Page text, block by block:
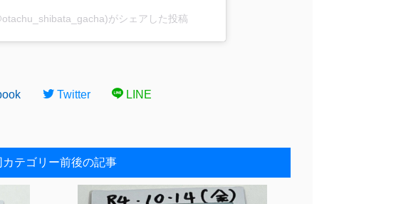
がシェアした投稿
Twitter LINE
カテゴリー前後の記事